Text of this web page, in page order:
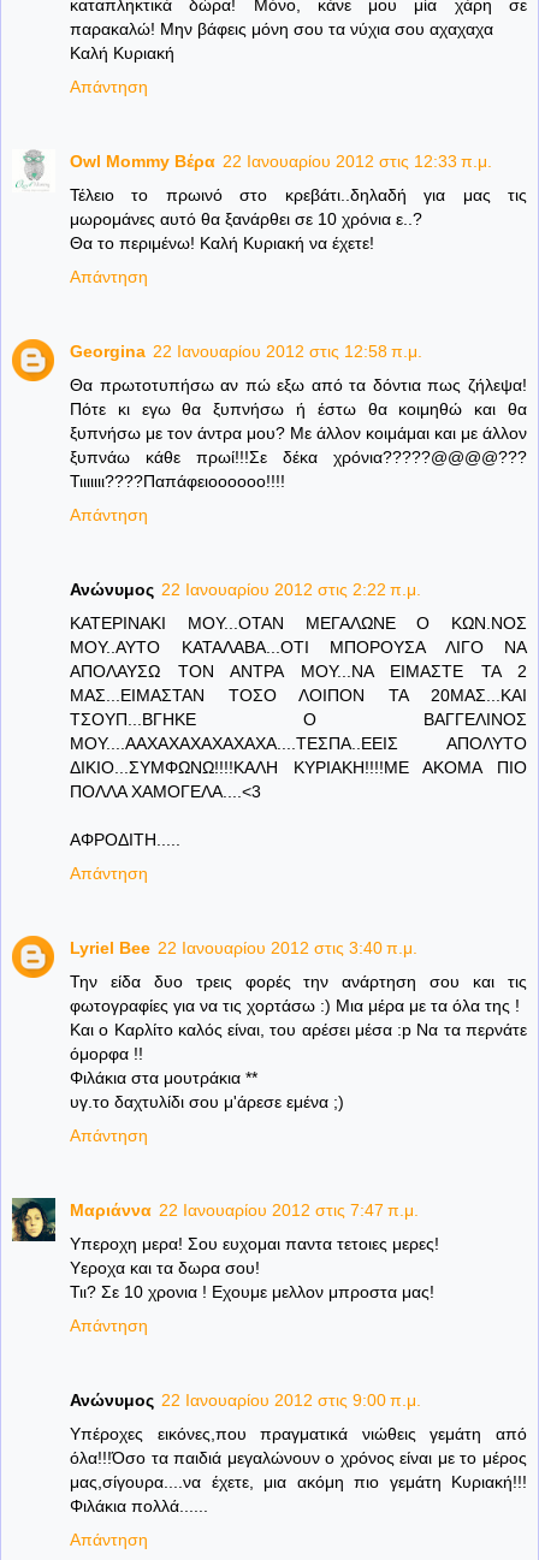
καταπληκτικά δώρα! Μόνο, κάνε μου μία χάρη σε
παρακαλώ! Μην βάφεις μόνη σου τα νύχια σου αχαχαχα
Καλή Κυριακή
Απάντηση
Owl Mommy Βέρα 22 Ιανουαρίου 2012 στις 12:33 π.μ.
Τέλειο το πρωινό στο κρεβάτι..δηλαδή για μας τις
μωρομάνες αυτό θα ξανάρθει σε 10 χρόνια ε..?
Θα το περιμένω! Καλή Κυριακή να έχετε!
Απάντηση
Georgina 22 Ιανουαρίου 2012 στις 12:58 π.μ.
Θα πρωτοτυπήσω αν πώ εξω από τα δόντια πως ζήλεψα!
Πότε κι εγω θα ξυπνήσω ή έστω θα κοιμηθώ και θα
ξυπνήσω με τον άντρα μου? Με άλλον κοιμάμαι και με άλλον
ξυπνάω κάθε πρωί!!!Σε δέκα χρόνια?????@@@@???
Τιιιιιιι????Παπάφειοοοοοο!!!!
Απάντηση
Ανώνυμος 22 Ιανουαρίου 2012 στις 2:22 π.μ.
ΚΑΤΕΡΙΝΑΚΙ ΜΟΥ...ΟΤΑΝ ΜΕΓΑΛΩΝΕ Ο ΚΩΝ.ΝΟΣ
ΜΟΥ..ΑΥΤΟ ΚΑΤΑΛΑΒΑ...ΟΤΙ ΜΠΟΡΟΥΣΑ ΛΙΓΟ ΝΑ
ΑΠΟΛΑΥΣΩ ΤΟΝ ΑΝΤΡΑ ΜΟΥ...ΝΑ ΕΙΜΑΣΤΕ ΤΑ 2
ΜΑΣ...ΕΙΜΑΣΤΑΝ ΤΟΣΟ ΛΟΙΠΟΝ ΤΑ 20ΜΑΣ...ΚΑΙ
ΤΣΟΥΠ...ΒΓΗΚΕ Ο ΒΑΓΓΕΛΙΝΟΣ
ΜΟΥ....ΑΑΧΑΧΑΧΑΧΑΧΑΧΑ....ΤΕΣΠΑ..ΕΕΙΣ ΑΠΟΛΥΤΟ
ΔΙΚΙΟ...ΣΥΜΦΩΝΩ!!!!ΚΑΛΗ ΚΥΡΙΑΚΗ!!!!ΜΕ ΑΚΟΜΑ ΠΙΟ
ΠΟΛΛΑ ΧΑΜΟΓΕΛΑ....<3
ΑΦΡΟΔΙΤΗ.....
Απάντηση
Lyriel Bee 22 Ιανουαρίου 2012 στις 3:40 π.μ.
Την είδα δυο τρεις φορές την ανάρτηση σου και τις
φωτογραφίες για να τις χορτάσω :) Μια μέρα με τα όλα της !
Και ο Καρλίτο καλός είναι, του αρέσει μέσα :p Να τα περνάτε
όμορφα !!
Φιλάκια στα μουτράκια **
υγ.το δαχτυλίδι σου μ'άρεσε εμένα ;)
Απάντηση
Μαριάννα 22 Ιανουαρίου 2012 στις 7:47 π.μ.
Υπεροχη μερα! Σου ευχομαι παντα τετοιες μερες!
Υεροχα και τα δωρα σου!
Τιι? Σε 10 χρονια ! Εχουμε μελλον μπροστα μας!
Απάντηση
Ανώνυμος 22 Ιανουαρίου 2012 στις 9:00 π.μ.
Υπέροχες εικόνες,που πραγματικά νιώθεις γεμάτη από
όλα!!!Όσο τα παιδιά μεγαλώνουν ο χρόνος είναι με το μέρος
μας,σίγουρα....να έχετε, μια ακόμη πιο γεμάτη Κυριακή!!!
Φιλάκια πολλά......
Απάντηση